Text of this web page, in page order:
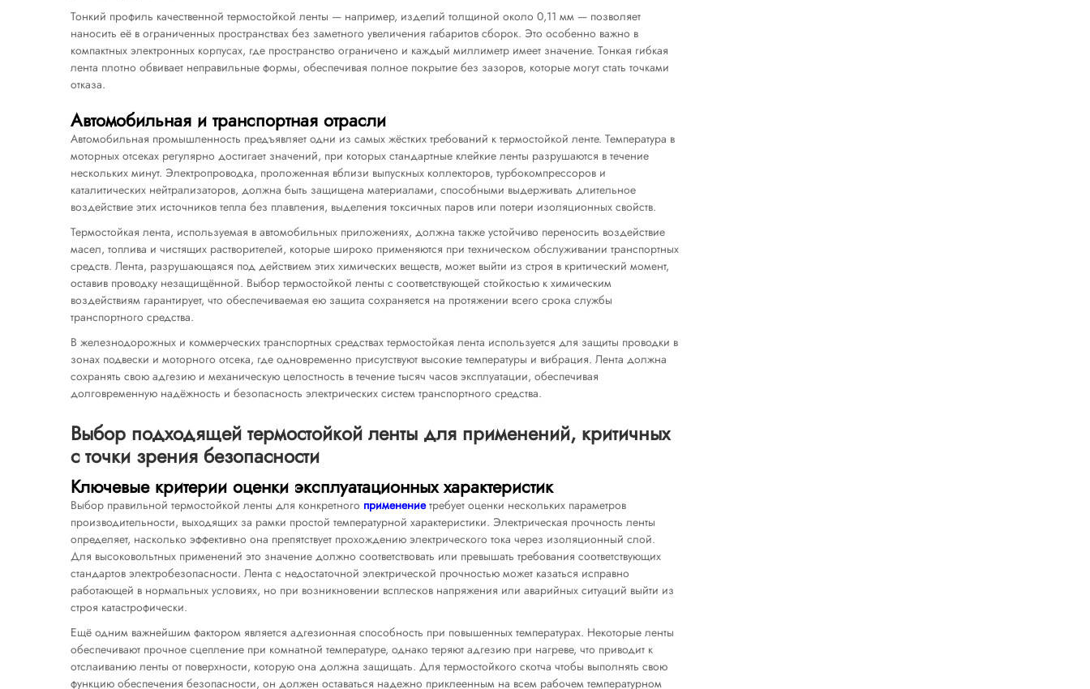
Тонкий профиль качественной термостойкой ленты — например, изделий толщиной около 0,11 мм — позволяет
наносить её в ограниченных пространствах без заметного увеличения габаритов сборок. Это особенно важно в
компактных электронных корпусах, где пространство ограничено и каждый миллиметр имеет значение. Тонкая гибкая
лента плотно обвивает неправильные формы, обеспечивая полное покрытие без зазоров, которые могут стать точками
отказа.
Автомобильная и транспортная отрасли
Автомобильная промышленность предъявляет одни из самых жёстких требований к термостойкой ленте. Температура в
моторных отсеках регулярно достигает значений, при которых стандартные клейкие ленты разрушаются в течение
нескольких минут. Электропроводка, проложенная вблизи выпускных коллекторов, турбокомпрессоров и
каталитических нейтрализаторов, должна быть защищена материалами, способными выдерживать длительное
воздействие этих источников тепла без плавления, выделения токсичных паров или потери изоляционных свойств.
Термостойкая лента, используемая в автомобильных приложениях, должна также устойчиво переносить воздействие
масел, топлива и чистящих растворителей, которые широко применяются при техническом обслуживании транспортных
средств. Лента, разрушающаяся под действием этих химических веществ, может выйти из строя в критический момент,
оставив проводку незащищённой. Выбор термостойкой ленты с соответствующей стойкостью к химическим
воздействиям гарантирует, что обеспечиваемая ею защита сохраняется на протяжении всего срока службы
транспортного средства.
В железнодорожных и коммерческих транспортных средствах термостойкая лента используется для защиты проводки в
зонах подвески и моторного отсека, где одновременно присутствуют высокие температуры и вибрация. Лента должна
сохранять свою адгезию и механическую целостность в течение тысяч часов эксплуатации, обеспечивая
долговременную надёжность и безопасность электрических систем транспортного средства.
Выбор подходящей термостойкой ленты для применений, критичных
с точки зрения безопасности
Ключевые критерии оценки эксплуатационных характеристик
Выбор правильной термостойкой ленты для конкретного применениетребует оценки нескольких параметров
производительности, выходящих за рамки простой температурной характеристики. Электрическая прочность ленты
определяет, насколько эффективно она препятствует прохождению электрического тока через изоляционный слой.
Для высоковольтных применений это значение должно соответствовать или превышать требования соответствующих
стандартов электробезопасности. Лента с недостаточной электрической прочностью может казаться исправно
работающей в нормальных условиях, но при возникновении всплесков напряжения или аварийных ситуаций выйти из
строя катастрофически.
Ещё одним важнейшим фактором является адгезионная способность при повышенных температурах. Некоторые ленты
обеспечивают прочное сцепление при комнатной температуре, однако теряют адгезию при нагреве, что приводит к
отслаиванию ленты от поверхности, которую она должна защищать. Для термостойкого скотча чтобы выполнять свою
функцию обеспечения безопасности, он должен оставаться надежно приклеенным на всем рабочем температурном